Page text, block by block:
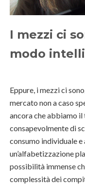
I mezzi ci
modo
Eppure, i mezzi ci
mercato non a caso
ancora che abbiamo
consapevolmente di
consumo individuale e
un’alfabetizzazione
possibilità immense
complessità dei